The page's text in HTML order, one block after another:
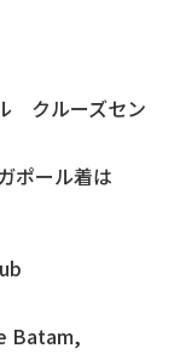
クルーズセン
ポール着は
Batam,